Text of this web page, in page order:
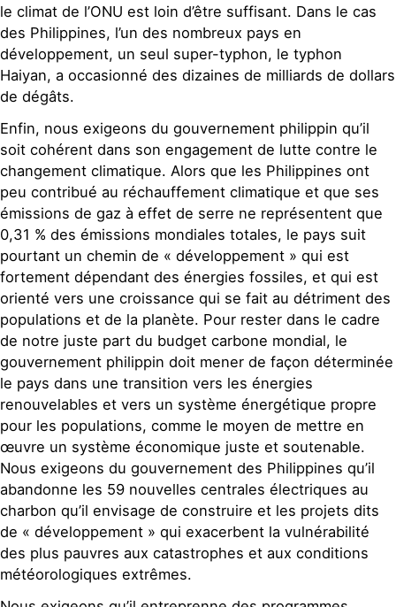
le climat de l’ONU est loin d’être suffisant. Dans le cas
des Philippines, l’un des nombreux pays en
développement, un seul super-typhon, le typhon
Haiyan, a occasionné des dizaines de milliards de dollars
de dégâts.
Enfin, nous exigeons du gouvernement philippin qu’il
soit cohérent dans son engagement de lutte contre le
changement climatique. Alors que les Philippines ont
peu contribué au réchauffement climatique et que ses
émissions de gaz à effet de serre ne représentent que
0,31 % des émissions mondiales totales, le pays suit
pourtant un chemin de « développement » qui est
fortement dépendant des énergies fossiles, et qui est
orienté vers une croissance qui se fait au détriment des
populations et de la planète. Pour rester dans le cadre
de notre juste part du budget carbone mondial, le
gouvernement philippin doit mener de façon déterminée
le pays dans une transition vers les énergies
renouvelables et vers un système énergétique propre
pour les populations, comme le moyen de mettre en
œuvre un système économique juste et soutenable.
Nous exigeons du gouvernement des Philippines qu’il
abandonne les 59 nouvelles centrales électriques au
charbon qu’il envisage de construire et les projets dits
de « développement » qui exacerbent la vulnérabilité
des plus pauvres aux catastrophes et aux conditions
météorologiques extrêmes.